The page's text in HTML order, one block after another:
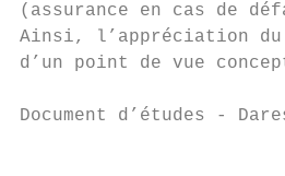
(assurance en cas de
Ainsi, l’appréciation
d’un point de vue
Document d’études -